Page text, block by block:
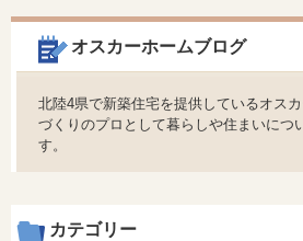
オスカーホームブログ
北陸4県で新築住宅を提供しているオス
づくりのプロとして暮らしや住まいにつ
す。
カテゴリー